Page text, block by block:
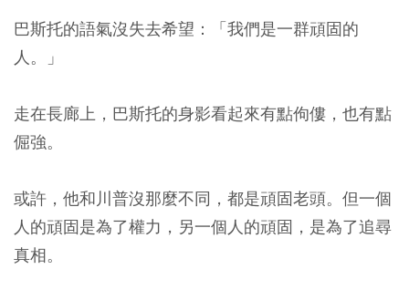
巴斯托的語氣沒失去希望：「我們是一群頑固的
人。」
走在長廊上，巴斯托的身影看起來有點佝僂，也有點
倔強。
或許，他和川普沒那麼不同，都是頑固老頭。但一個
人的頑固是為了權力，另一個人的頑固，是為了追尋
真相。